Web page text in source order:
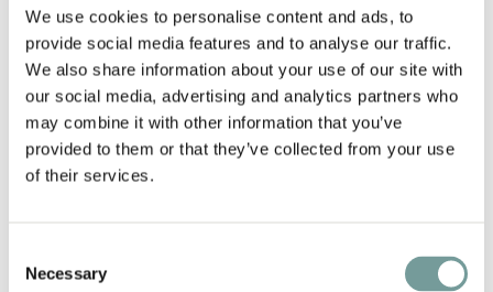
We use cookies to personalise content and ads, to
provide social media features and to analyse our traffic.
We also share information about your use of our site with
our social media, advertising and analytics partners who
may combine it with other information that you’ve
provided to them or that they’ve collected from your use
of their services.
Selection
Necessary
STORNIERUNG & ÄNDERUNGEN
Zentrale